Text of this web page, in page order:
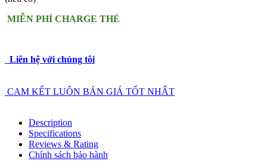
MIỄN PHÍ CHARGE THẺ
Liên hệ với chúng tôi
CAM KẾT LUÔN BÁN GIÁ TỐT NHẤT
Description
Specifications
Reviews & Rating
Chính sách bảo hành